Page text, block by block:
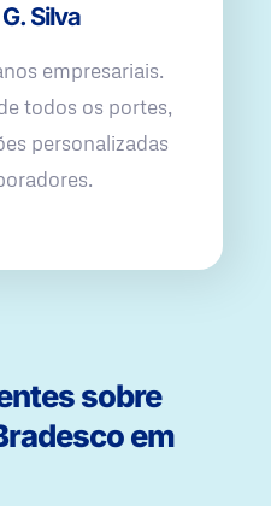
Silva
empresariais.
todos os portes,
personalizadas
sobre
em